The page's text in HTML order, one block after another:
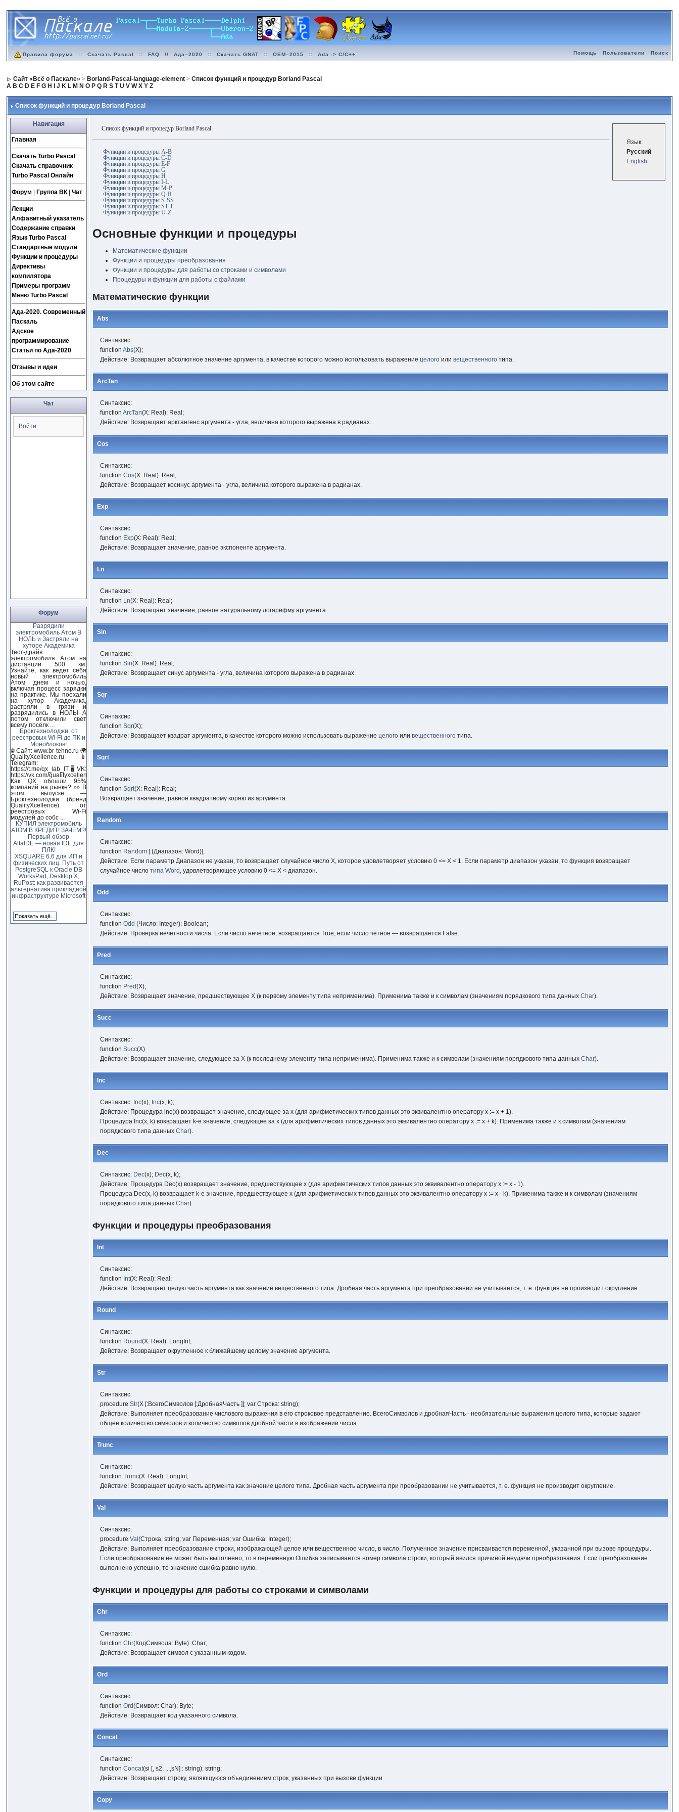
Правила форума :: Скачать Pascal :: FAQ // Ада–2020 :: Скачать GNAT :: OEM–2015 :: Ada -> C/C++ Помощь Пользователи Поиск
Сайт «Всё о Паскале» > Borland-Pascal-language-element >Список функций и процедур Borland Pascal
A B C D E F G H J K L M N O P Q R S T U V W X Y Z
Список функций и процедур Borland Pascal
Навигация
Главная
Скачать Turbo Pascal
Скачать справочник
Turbo Pascal Онлайн
Форум Группа ВК|Чат
Лекции
Алфавитный указатель
Содержание справки
Язык Turbo Pascal
Стандартные модули
Функции и процедуры
Директивы
компилятора
Примеры программ
Меню Turbo Pascal
Ада-2020. Современный
Паскаль
Адское
программирование
Статьи по Ада-2020
Отзывы и идеи
Об этом сайте
Чат
Войти
Форум
Разрядили
электромобиль Атом В
НОЛЬ и Застряли на
хуторе Академика
Тест-драйв
электромобиля Атом на
дистанции 500 км.
Узнайте, как ведет себя
новый электромобиль
Атом днем и ночью,
включая процесс зарядки
на практике. Мы поехали
на хутор Академика,
застряли в грязи и
разрядились в НОЛЬ! А
потом отключили свет
всему посёлк
Броктехнолоджи: от
реестровых Wi-Fi до ПК и
Моноблоков!
🌐 Сайт: www.br-tehno.ru 🌍
QualityXcellence.ru 📱
Telegram:
https://t.me/qx_lab_IT 🖥 VK:
https://vk.com/qualityxcellenc
Как QX обошли 95%
компаний на рынке? 👀 В
этом выпуске —
Броктехнолоджи (бренд
QualityXcellence): от
реестровых Wi-Fi
модулей до собс
КУПИЛ электромобиль
АТОМ В КРЕДИТ! ЗАЧЕМ?!
Первый обзор
AltaIDE — новая IDE для
ПЛК!
XSQUARE 6.6 для ИП и
физических лиц. Путь от
PostgreSQL к Oracle DB
WorksPad, Desktop X,
RuPost: как развивается
альтернатива прикладной
инфраструктуре Microsoft
Язык:
Русский
English
Список функций и процедур Borland Pascal
Функции и процедуры A-B
Функции и процедуры C-D
Функции и процедуры E-F
Функции и процедуры G
Функции и процедуры H
Функции и процедуры I-L
Функции и процедуры M-P
Функции и процедуры Q-R
Функции и процедуры S-SS
Функции и процедуры ST-T
Функции и процедуры U-Z
Основные функции и процедуры
Математические функции
Функции и процедуры преобразования
Функции и процедуры для работы со строками и символами
Процедуры и функции для работы с файлами
Математические функции
Abs
Синтаксис:
functionAbs(X);
Действие: Возвращает абсолютное значение аргумента, в качестве которого можно использовать выражениецелого иливещественного типа.
ArcTan
Синтаксис:
functionArcTan(X: Real): Real;
Действие: Возвращает арктангенс аргумента - угла, величина которого выражена в радианах.
Cos
Синтаксис:
functionCos(X: Real): Real;
Действие: Возвращает косинус аргумента - угла, величина которого выражена в радианах.
Ехр
Синтаксис:
function Exp(X: Real): Real;
Действие: Возвращает значение, равное экспоненте аргумента.
Ln
Синтаксис:
function Ln(X: Real): Real;
Действие: Возвращает значение, равное натуральному логарифму аргумента.
Sin
Синтаксис:
functionSin(X: Real): Real;
Действие: Возвращает синус аргумента - угла, величина которого выражена в радианах.
Sqr
Синтаксис:
functionSqr(X);
Действие: Возвращает квадрат аргумента, в качестве которого можно использовать выражениецелого иливещественного типа.
Sqrt
Синтаксис:
functionSqrt(X: Real): Real;
Возвращает значение, равное квадратному корню из аргумента.
Random
Синтаксис:
function Random [ (Диапазон: Word)];
Действие: Если параметр Диапазон не указан, то возвращает случайное число X, которое удовлетворяет условию 0 <= X < 1. Если параметр диапазон указан, то функция возвращает
случайное числотипа Word , удовлетворяющее условию 0 <= X < диапазон.
Odd
Синтаксис:
functionOdd (Число: Integer): Boolean;
Действие: Проверка нечётности числа. Если число нечётное, возвращается True, если число чётное — возвращается False.
Pred
Синтаксис:
function Pred(X);
Действие: Возвращает значение, предшествующее X (к первому элементу типа неприменима). Применима также и к символам (значениям порядкового типа данныхChar).
Succ
Синтаксис:
functionSucc(X)
Действие: Возвращает значение, следующее за X (к последнему элементу типа неприменима). Применима также и к символам (значениям порядкового типа данныхChar).
Inc
Синтаксис: Inc(x); Inc(x, k);
Действие: Процедура inc(x) возвращает значение, следующее за х (для арифметических типов данных это эквивалентно оператору x := x + 1).
Процедура Inc(x, k) возвращает k-е значение, следующее за х (для арифметических типов данных это эквивалентно оператору x := x + k). Применима также и к символам (значениям
порядкового типа данныхChar).
Dec
Синтаксис: Dec(x); Dec(x, k);
Действие: Процедура Dec(x) возвращает значение, предшествующее х (для арифметических типов данных это эквивалентно оператору x := x - 1).
Процедура Dec(x, k) возвращает k-e значение, предшествующее х (для арифметических типов данных это эквивалентно оператору x := x - k). Применима также и к символам (значениям
порядкового типа данныхChar).
Функции и процедуры преобразования
Int
Синтаксис:
function Int(X: Real): Real;
Действие: Возвращает целую часть аргумента как значение вещественного типа. Дробная часть аргумента при преобразовании не учитывается, т. е. функция не производит округление.
Round
Синтаксис:
function Round(X: Real): LongInt;
Действие: Возвращает округленное к ближайшему целому значение аргумента.
Str
Синтаксис:
procedureStr(X [:ВсегоСимволов [:ДробнаяЧасть ]]; var Строка: string);
Действие: Выполняет преобразование числового выражения в его строковое представление. ВсегоСимволов и дробнаяЧасть - необязательные выражения целого типа, которые задают
общее количество символов и количество символов дробной части в изображении числа.
Trunc
Синтаксис:
functionTrunc(X: Real): LongInt;
Действие: Возвращает целую часть аргумента как значение целого типа. Дробная часть аргумента при преобразовании не учитывается, т. е. функция не производит округление.
Val
Синтаксис:
procedureVal(Строка: string; var Переменная; var Ошибка: Integer);
Действие: Выполняет преобразование строки, изображающей целое или вещественное число, в число. Полученное значение присваивается переменной, указанной при вызове процедуры.
Если преобразование не может быть выполнено, то в переменную Ошибка записывается номер символа строки, который явился причиной неудачи преобразования. Если преобразование
выполнено успешно, то значение сшибка равно нулю.
Функции и процедуры для работы со строками и символами
Chr
Синтаксис:
functionChr(КодСимвола: Byte): Char;
Действие: Возвращает символ с указанным кодом.
Ord
Синтаксис:
functionOrd(Символ: Char): Byte;
Действие: Возвращает код указанного символа.
Concat
Синтаксис:
functionConcat(si [, s2, ...,sN] : string): string;
Действие: Возвращает строку, являющуюся объединением строк, указанных при вызове функции.
Сору